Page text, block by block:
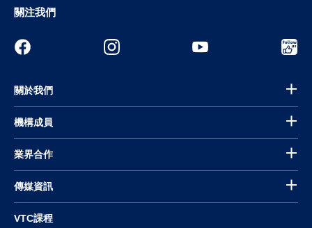
關注我們
關於我們
機構成員
業界合作
傳媒資訊
VTC課程